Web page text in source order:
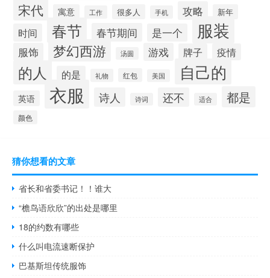
宋代 寓意 工作 很多人 手机 攻略 新年
时间 春节 春节期间 是一个 服装
服饰 梦幻西游 汤圆 游戏 牌子 疫情
的人 的是 礼物 红包 美国 自己的
英语 衣服 诗人 诗词 还不 适合 都是
颜色
猜你想看的文章
省长和省委书记！！谁大
“檐鸟语欣欣”的出处是哪里
18的约数有哪些
什么叫电流速断保护
巴基斯坦传统服饰